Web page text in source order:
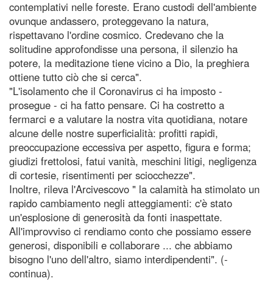
contemplativi nelle foreste. Erano custodi dell'ambiente
ovunque andassero, proteggevano la natura,
rispettavano l'ordine cosmico. Credevano che la
solitudine approfondisse una persona, il silenzio ha
potere, la meditazione tiene vicino a Dio, la preghiera
ottiene tutto ciò che si cerca".
"L'isolamento che il Coronavirus ci ha imposto -
prosegue - ci ha fatto pensare. Ci ha costretto a
fermarci e a valutare la nostra vita quotidiana, notare
alcune delle nostre superficialità: profitti rapidi,
preoccupazione eccessiva per aspetto, figura e forma;
giudizi frettolosi, fatui vanità, meschini litigi, negligenza
di cortesie, risentimenti per sciocchezze".
Inoltre, rileva l'Arcivescovo " la calamità ha stimolato un
rapido cambiamento negli atteggiamenti: c'è stato
un'esplosione di generosità da fonti inaspettate.
All'improvviso ci rendiamo conto che possiamo essere
generosi, disponibili e collaborare ... che abbiamo
bisogno l'uno dell'altro, siamo interdipendenti". (-
continua).